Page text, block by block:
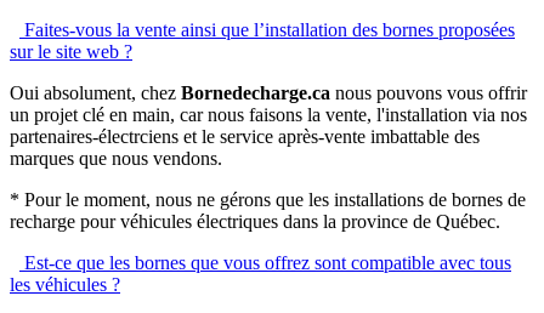
Faites-vous la vente ainsi que l’installation des bornes proposées
sur le site web ?
Oui absolument, chez Bornedecharge.ca nous pouvons vous offrir
un projet clé en main, car nous faisons la vente, l'installation via nos
partenaires-électrciens et le service après-vente imbattable des
marques que nous vendons.
* Pour le moment, nous ne gérons que les installations de bornes de
recharge pour véhicules électriques dans la province de Québec.
Est-ce que les bornes que vous offrez sont compatible avec tous
les véhicules ?